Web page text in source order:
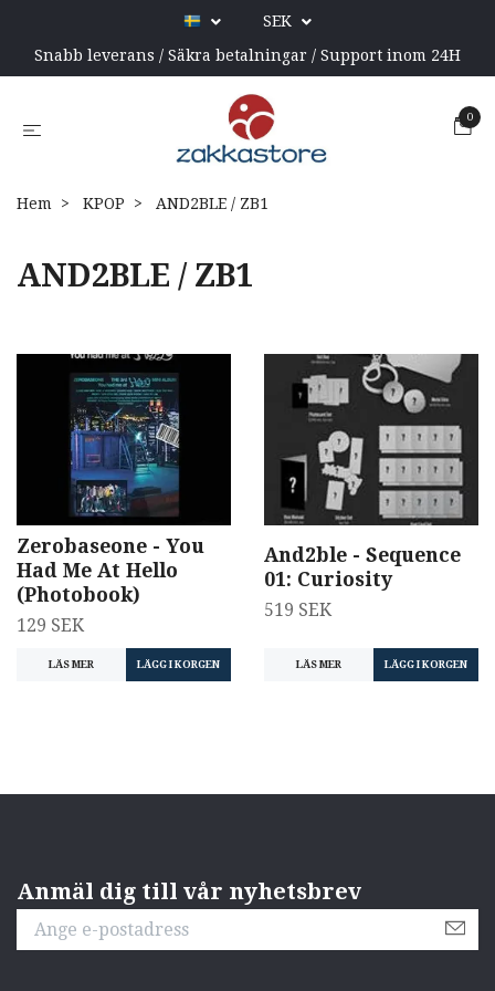
SEK
Snabb leverans / Säkra betalningar / Support inom 24H
0
Hem KPOP AND2BLE / ZB1
AND2BLE / ZB1
Zerobaseone - You
Had Me At Hello
(Photobook)
129 SEK
LÄS MER
And2ble - Sequence
01: Curiosity
519 SEK
LÄS MER
Anmäl dig till vår nyhetsbrev